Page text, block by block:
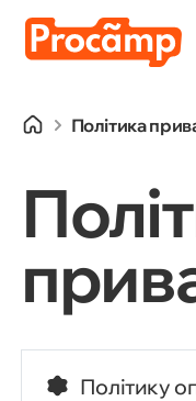
Політика
Політику